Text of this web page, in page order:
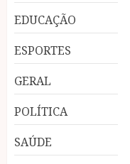
EDUCAÇÃO
ESPORTES
GERAL
POLÍTICA
SAÚDE